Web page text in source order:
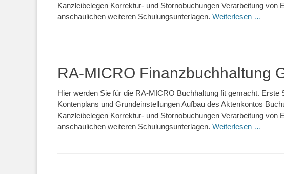
Kanzleibelegen Korrektur- und Stornobuchungen Verarbeitung
anschaulichen weiteren Schulungsunterlagen. Weiterlesen …
RA-MICRO Finanzbuchhaltung
Hier werden Sie für die RA-MICRO Buchhaltung fit gemacht. Erste
Kontenplans und Grundeinstellungen Aufbau des Aktenkontos
Kanzleibelegen Korrektur- und Stornobuchungen Verarbeitung
anschaulichen weiteren Schulungsunterlagen. Weiterlesen …